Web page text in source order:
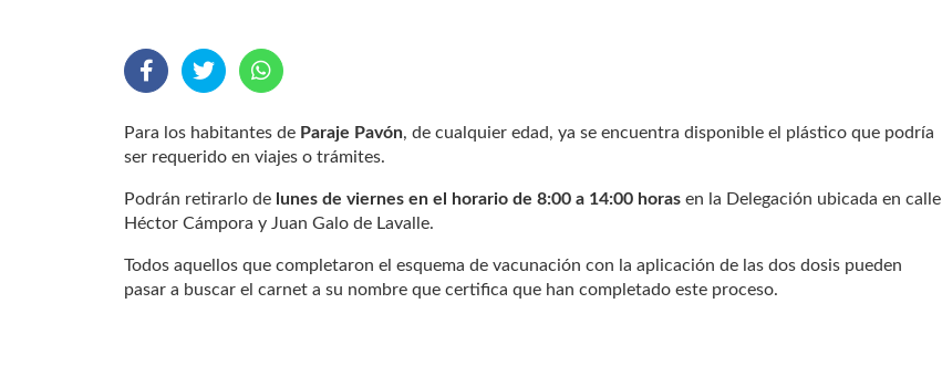
Para los habitantes de Paraje Pavón, de cualquier edad, ya se encuentra disponible el plástico que podría
ser requerido en viajes o trámites.
Podrán retirarlo de lunes de viernes en el horario de 8:00 a 14:00 horas en la Delegación ubicada en calle
Héctor Cámpora y Juan Galo de Lavalle.
Todos aquellos que completaron el esquema de vacunación con la aplicación de las dos dosis pueden
pasar a buscar el carnet a su nombre que certifica que han completado este proceso.